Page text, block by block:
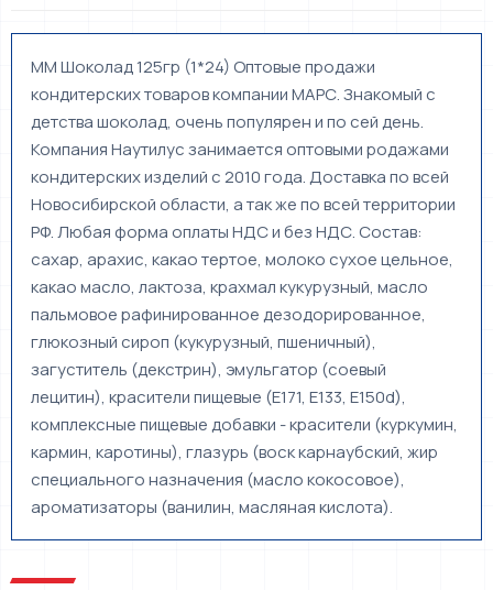
ММ Шоколад 125гр (1*24) Оптовые продажи
кондитерских товаров компании МАРС. Знакомый с
детства шоколад, очень популярен и по сей день.
Компания Наутилус занимается оптовыми родажами
кондитерских изделий с 2010 года. Доставка по всей
Новосибирской области, а так же по всей территории
РФ. Любая форма оплаты НДС и без НДС. Состав:
сахар, арахис, какао тертое, молоко сухое цельное,
какао масло, лактоза, крахмал кукурузный, масло
пальмовое рафинированное дезодорированное,
глюкозный сироп (кукурузный, пшеничный),
загуститель (декстрин), эмульгатор (соевый
лецитин), красители пищевые (Е171, Е133, Е150d),
комплексные пищевые добавки - красители (куркумин,
кармин, каротины), глазурь (воск карнаубский, жир
специального назначения (масло кокосовое),
ароматизаторы (ванилин, масляная кислота).